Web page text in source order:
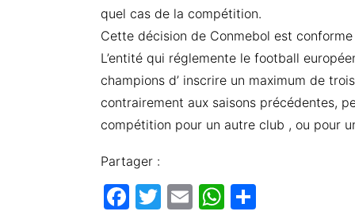
quel cas de la compétition.
Cette décision de Conmebol est
L’entité qui réglemente le football
champions d’ inscrire un maximum de
contrairement aux saisons précédentes,
compétition pour un autre club , ou pour
Partager :
F
T
E
W